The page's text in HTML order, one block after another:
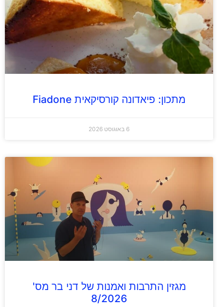
מתכון: פיאדונה קורסיקאית Fiadone
6 באוגוסט 2026
מגזין התרבות ואמנות של דני בר מס'
8/2026